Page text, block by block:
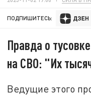
ПОДПИШИТЕСЬ:
Правда о
на СВО: "Их
Ведущие этого